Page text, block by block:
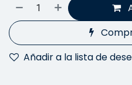
Añadir a la lista de